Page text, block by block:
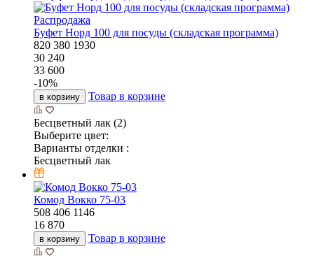
Распродажа
Буфет Норд 100 для посуды (складская программа)
820 380 1930
30 240
33 600
-10%
в корзину Товар в корзине
Бесцветный лак (2)
Выберите цвет:
Варианты отделки :
Бесцветный лак
Комод Вокко 75-03
508 406 1146
16 870
в корзину Товар в корзине